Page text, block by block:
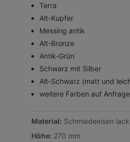
Terra
Alt-Kupfer
Messing antik
Alt-Bronze
Antik-Grün
Schwarz mit Silber
Alt-Schwarz (matt und
weitere Farben auf Anfrage
Material: Schmiedeeisen
Höhe: 270 mm